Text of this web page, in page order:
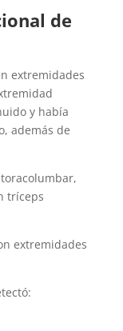
de
extremidades
y había
además de
tríceps
extremidades